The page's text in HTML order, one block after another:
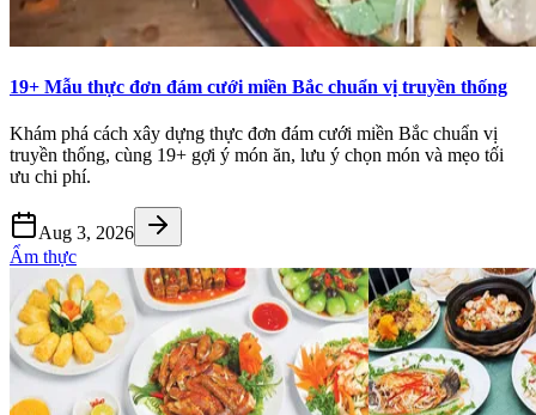
19+ Mẫu thực đơn đám cưới miền Bắc chuẩn vị truyền thống
Khám phá cách xây dựng thực đơn đám cưới miền Bắc chuẩn vị
truyền thống, cùng 19+ gợi ý món ăn, lưu ý chọn món và mẹo tối
ưu chi phí.
Aug 3, 2026
Ẩm thực